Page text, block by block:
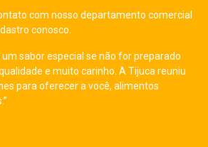
com nosso departamento comercial
conosco.
sabor especial se não for preparado
e muito carinho. A Tijuca reuniu
para oferecer a você, alimentos